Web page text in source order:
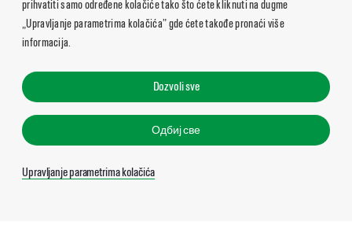
prihvatiti samo određene kolačiće tako što ćete kliknuti na dugme
„Upravljanje parametrima kolačića” gde ćete takođe pronaći više
informacija.
Dozvoli sve
Одбиј све
Upravljanje parametrima kolačića